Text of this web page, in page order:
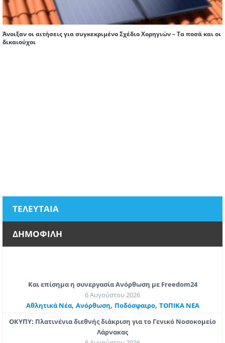
Άνοιξαν οι αιτήσεις για συγκεκριμένο Σχέδιο Χορηγιών – Τα ποσά και οι
δικαιούχοι
ΤΕΛΕΥΤΑΙΑ
ΔΗΜΟΦΙΛΗ
Και επίσημα η συνεργασία Ανόρθωση με Freedom24
6 Αυγούστου 2026
Αθλητικά Νέα, Ανόρθωση, Ποδόσφαιρο, ΤΟΠΙΚΑ ΝΕΑ
ΟΚΥΠΥ: Πλατινένια διεθνής διάκριση για το Γενικό Νοσοκομείο
Λάρνακας